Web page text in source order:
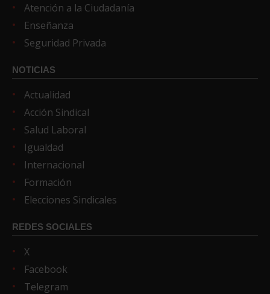
Atención a la Ciudadanía
Enseñanza
Seguridad Privada
NOTICIAS
Actualidad
Acción Sindical
Salud Laboral
Igualdad
Internacional
Formación
Elecciones Sindicales
REDES SOCIALES
X
Facebook
Telegram